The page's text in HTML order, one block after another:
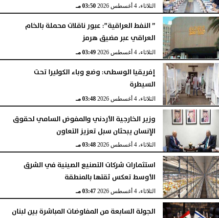
الثلاثاء، 4 أغسطس 2026 03:50 مـ
” النفط العراقية”: عبور ناقلات محملة بالخام
العراقي عبر مضيق هرمز
الثلاثاء، 4 أغسطس 2026 03:49 مـ
إفريقيا الوسطى: وضع وباء الكوليرا تحت
السيطرة
الثلاثاء، 4 أغسطس 2026 03:48 مـ
وزير الخارجية الأردني والمفوض السامي لحقوق
الإنسان يبحثان سبل تعزيز التعاون
الثلاثاء، 4 أغسطس 2026 03:48 مـ
استثمارات شركات التصنيع الصينية في الشرق
الأوسط تعكس ثقتها بالمنطقة
الثلاثاء، 4 أغسطس 2026 03:47 مـ
الجولة السابعة من المفاوضات المباشرة بين لبنان